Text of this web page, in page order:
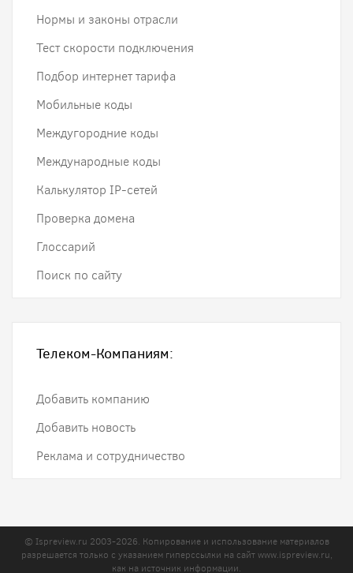
Нормы и законы отрасли
Тест скорости подключения
Подбор интернет тарифа
Мобильные коды
Междугородние коды
Международные коды
Калькулятор IP-сетей
Проверка домена
Глоссарий
Поиск по сайту
Телеком-Компаниям:
Добавить компанию
Добавить новость
Реклама и сотрудничество
© Ispreview.ru 2003-2026. Копирование и использование материалов
разрешается только с указанием гиперссылки на сайтwww.ispreview.ru,
как на источник информации.